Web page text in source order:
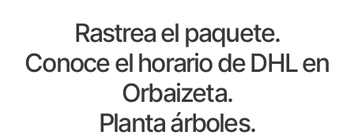
Rastrea el paquete.
Conoce el horario de DHL en
Orbaizeta.
Planta árboles.